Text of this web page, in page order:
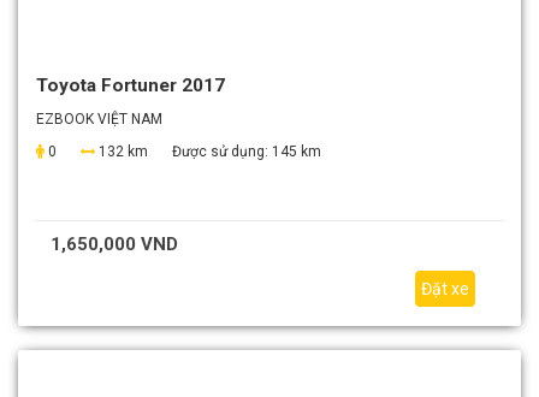
Toyota Fortuner 2017
EZBOOK VIỆT NAM
0
132 km Được sử dụng: 145 km
1,650,000 VND
Đặt xe